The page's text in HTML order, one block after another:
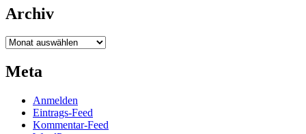
Archiv
Archiv
Meta
Anmelden
Eintrags-Feed
Kommentar-Feed